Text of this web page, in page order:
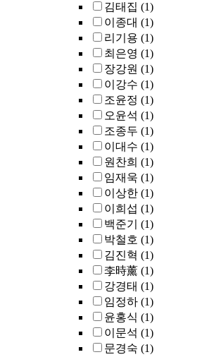
김태집 (1)
이종대 (1)
리기용 (1)
최은영 (1)
장강원 (1)
이강수 (1)
조윤정 (1)
오윤석 (1)
조종두 (1)
이대수 (1)
원찬희 (1)
임재욱 (1)
이상한 (1)
이희섭 (1)
백준기
(1)
박철호 (1)
김진혁 (1)
李時薰 (1)
강경태 (1)
임정하 (1)
윤홍식 (1)
이문석 (1)
문경숙 (1)